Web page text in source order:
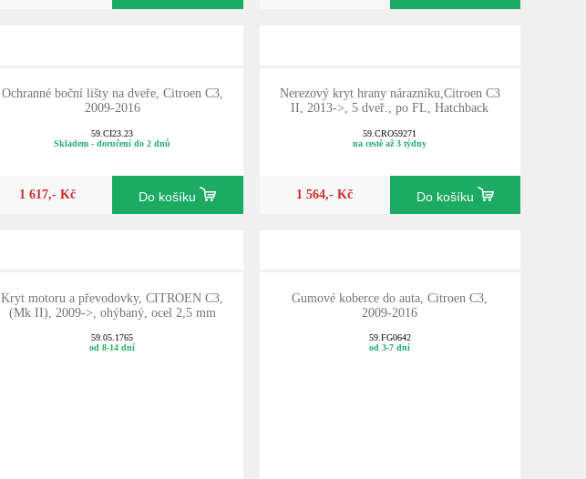
Ochranné boční lišty na dveře, Citroen C3,
2009-2016
59.CI23.23
Skladem - doručení do 2 dnů
1 617,- Kč Do košíku
Nerezový kryt hrany nárazníku,Citroen C3
II, 2013->, 5 dveř., po FL, Hatchback
59.CRO59271
na cestě až 3 týdny
1 564,- Kč Do košíku
Kryt motoru a převodovky, CITROEN C3,
(Mk II), 2009->, ohýbaný, ocel 2,5 mm
59.05.1765
od 8-14 dní
Gumové koberce do auta, Citroen C3,
2009-2016
59.FG0642
od 3-7 dní